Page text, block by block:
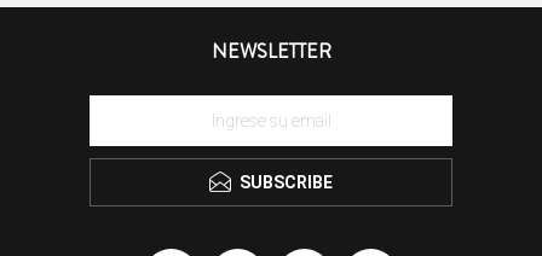
NEWSLETTER
SUBSCRIBE